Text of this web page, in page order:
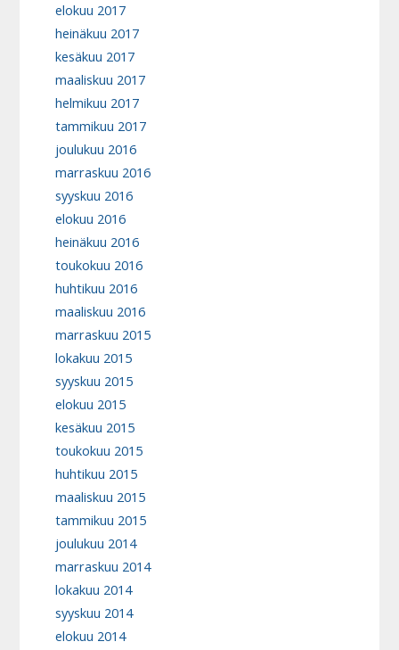
elokuu 2017
heinäkuu 2017
kesäkuu 2017
maaliskuu 2017
helmikuu 2017
tammikuu 2017
joulukuu 2016
marraskuu 2016
syyskuu 2016
elokuu 2016
heinäkuu 2016
toukokuu 2016
huhtikuu 2016
maaliskuu 2016
marraskuu 2015
lokakuu 2015
syyskuu 2015
elokuu 2015
kesäkuu 2015
toukokuu 2015
huhtikuu 2015
maaliskuu 2015
tammikuu 2015
joulukuu 2014
marraskuu 2014
lokakuu 2014
syyskuu 2014
elokuu 2014